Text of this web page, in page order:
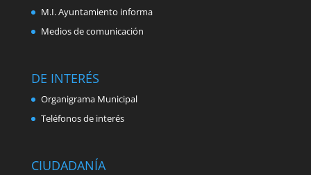
M.I. Ayuntamiento informa
Medios de comunicación
DE INTERÉS
Organigrama Municipal
Teléfonos de interés
CIUDADANÍA